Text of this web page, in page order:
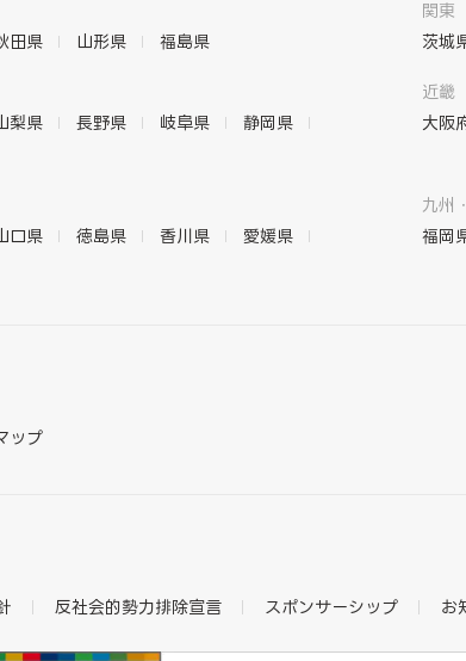
田県 山形県 福島県
関東
茨城
梨県 長野県 岐阜県
静岡県
近畿
大阪
口県 徳島県 香川県
愛媛県
九州
福岡
ップ
反社会的勢力排除宣言 スポンサーシップ お